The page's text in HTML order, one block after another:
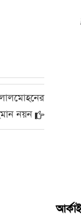
লালমোহনের
নয়ন